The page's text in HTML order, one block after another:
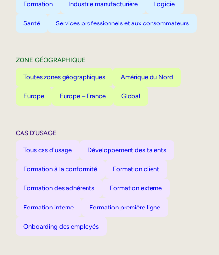
Formation Industrie manufacturière Logiciel
Santé Services professionnels et aux consommateurs
ZONE GÉOGRAPHIQUE
Toutes zones géographiques Amérique du Nord
Europe Europe – France Global
CAS D’USAGE
Tous cas d'usage Développement des talents
Formation à la conformité Formation client
Formation des adhérents Formation externe
Formation interne Formation première ligne
Onboarding des employés